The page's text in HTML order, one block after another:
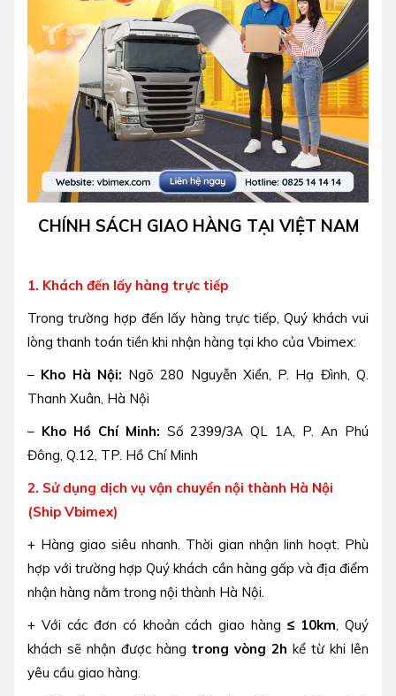
CHÍNH SÁCH GIAO HÀNG TẠI VIỆT NAM
1. Khách đến lấy hàng trực tiếp
Trong trường hợp đến lấy hàng trực tiếp, Quý khách vui
lòng thanh toán tiền khi nhận hàng tại kho của Vbimex:
– Kho Hà Nội: Ngõ 280 Nguyễn Xiển, P. Hạ Đình, Q.
Thanh Xuân, Hà Nội
– Kho Hồ Chí Minh: Số 2399/3A QL 1A, P. An Phú
Đông, Q.12, TP. Hồ Chí Minh
2. Sử dụng dịch vụ vận chuyển nội thành Hà Nội
(Ship Vbimex)
+ Hàng giao siêu nhanh. Thời gian nhận linh hoạt. Phù
hợp với trường hợp Quý khách cần hàng gấp và địa điểm
nhận hàng nằm trong nội thành Hà Nội.
+ Với các đơn có khoản cách giao hàng≤ 10km, Quý
khách sẽ nhận được hàng trong vòng 2h kể từ khi lên
yêu cầu giao hàng.